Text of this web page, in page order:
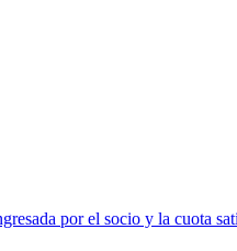
por el socio y la cuota